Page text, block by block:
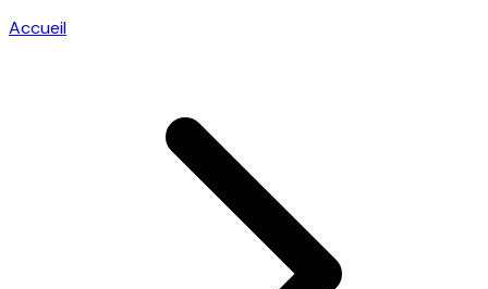
Accueil